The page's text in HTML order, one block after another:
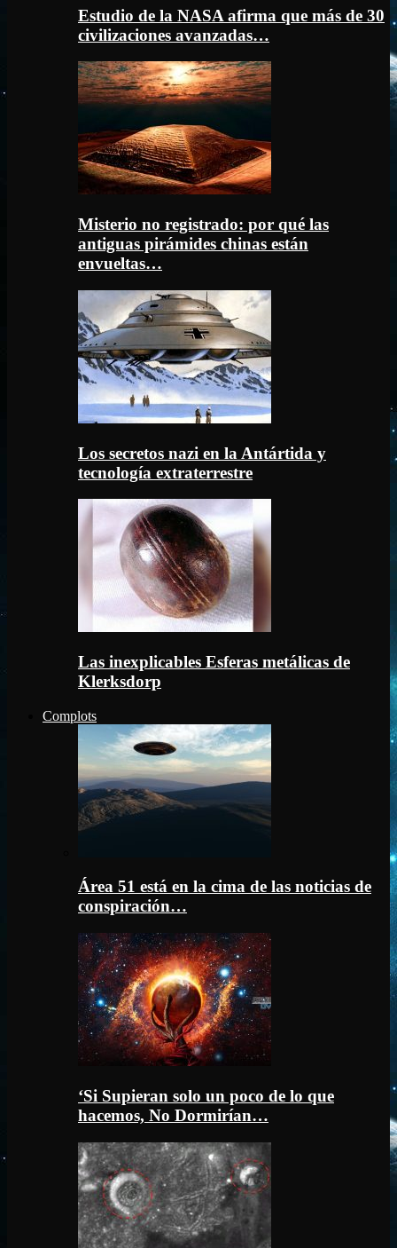
Estudio de la NASA afirma que más de 30
civilizaciones avanzadas…
Misterio no registrado: por qué las
antiguas pirámides chinas están
envueltas…
Los secretos nazi en la Antártida y
tecnología extraterrestre
Las inexplicables Esferas metálicas de
Klerksdorp
Complots
Área 51 está en la cima de las noticias de
conspiración…
‘Si Supieran solo un poco de lo que
hacemos, No Dormirían…